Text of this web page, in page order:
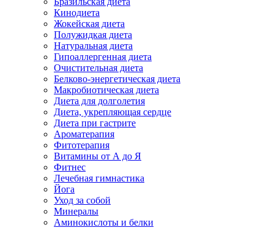
Кинодиета
Жокейская диета
Полужидкая диета
Натуральная диета
Гипоаллергенная диета
Очистительная диета
Белково-энергетическая диета
Макробиотическая диета
Диета для долголетия
Диета, укрепляющая сердце
Диета при гастрите
Ароматерапия
Фитотерапия
Витамины от А до Я
Фитнес
Лечебная гимнастика
Йога
Уход за собой
Минералы
Аминокислоты и белки